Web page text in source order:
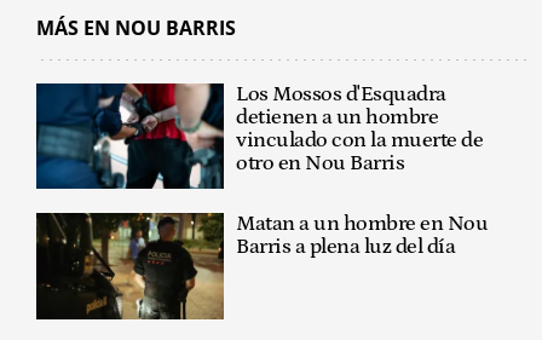
MÁS EN NOU BARRIS
Los Mossos d'Esquadra
detienen a un hombre
vinculado con la muerte de
otro en Nou Barris
Matan a un hombre en Nou
Barris a plena luz del día